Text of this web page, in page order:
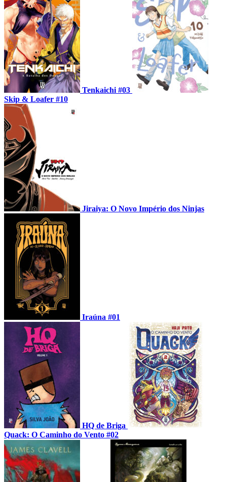
Tenkaichi #03
Skip & Loafer #10
Jiraiya: O Novo Império dos Ninjas
Iraúna #01
HQ de Briga
Quack: O Caminho do Vento #02